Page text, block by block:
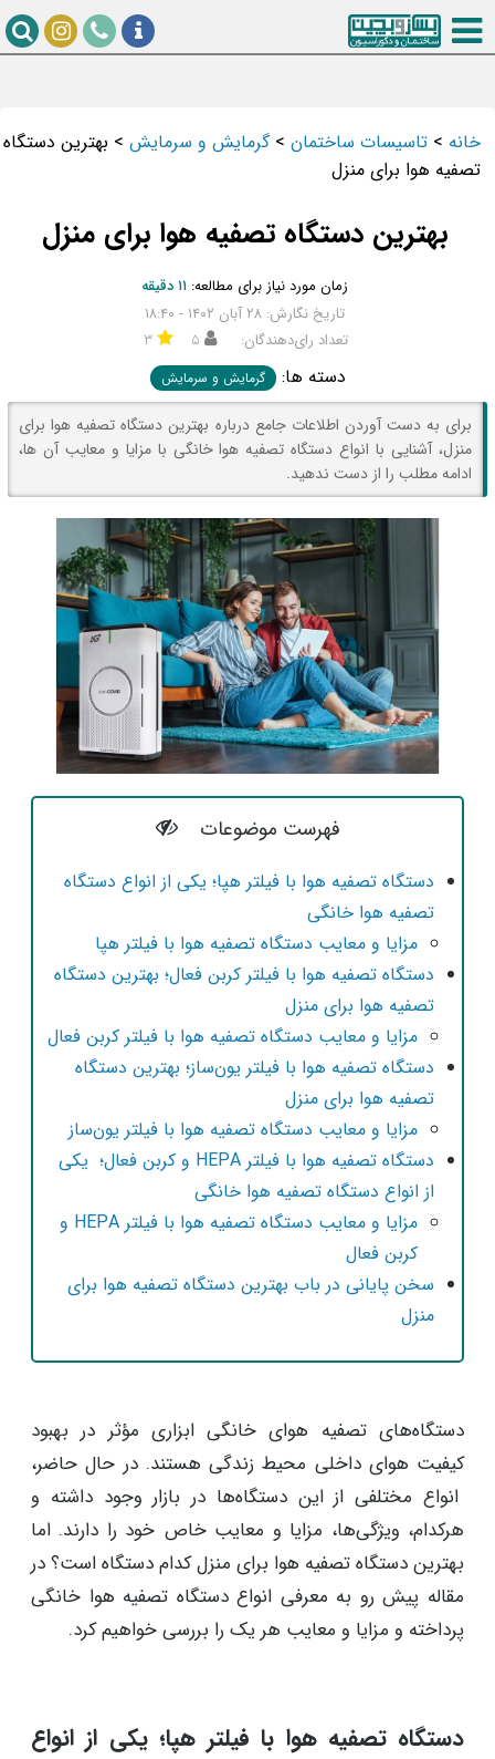
خانه>تاسیسات ساختمان>گرمایش و سرمایش>بهترین دستگاه
تصفیه هوا برای منزل
بهترین دستگاه تصفیه هوا برای منزل
زمان مورد نیاز برای مطالعه:۱۱ دقیقه
تاریخ نگارش: ۲۸ آبان ۱۴۰۲ - ۱۸:۴۰
تعداد رای‌دهندگان:
۵ ۳
دسته ها: گرمایش و سرمایش
برای به دست آوردن اطلاعات جامع درباره بهترین دستگاه تصفیه هوا برای
منزل، آشنایی با انواع دستگاه تصفیه هوا خانگی با مزایا و معایب آن ها،
ادامه مطلب را از دست ندهید.
فهرست موضوعات
دستگاه‌ تصفیه هوا با فیلتر هپا؛ یکی از انواع دستگاه
تصفیه هوا خانگی
مزایا و معایب دستگاه‌ تصفیه هوا با فیلتر هپا
دستگاه‌ تصفیه هوا با فیلتر کربن فعال؛ بهترین دستگاه
تصفیه هوا برای منزل
مزایا و معایب دستگاه‌ تصفیه هوا با فیلتر کربن فعال
دستگاه‌ تصفیه هوا با فیلتر یون‌ساز؛ بهترین دستگاه
تصفیه هوا برای منزل
مزایا و معایب دستگاه‌ تصفیه هوا با فیلتر یون‌ساز
دستگاه‌ تصفیه هوا با فیلتر HEPA و کربن فعال؛ یکی
از انواع دستگاه تصفیه هوا خانگی
مزایا و معایب دستگاه‌ تصفیه هوا با فیلتر HEPA و
کربن فعال
سخن پایانی در باب بهترین دستگاه تصفیه هوا برای
منزل
دستگاه‌های تصفیه هوای خانگی ابزاری مؤثر در بهبود
کیفیت هوای داخلی محیط زندگی هستند. در حال حاضر،
انواع مختلفی از این دستگاه‌ها در بازار وجود داشته و
هرکدام، ویژگی‌ها، مزایا و معایب خاص خود را دارند. اما
بهترین دستگاه تصفیه هوا برای منزل کدام دستگاه است؟ در
مقاله پیش رو به معرفی انواع دستگاه تصفیه هوا خانگی
پرداخته و مزایا و معایب هر یک را بررسی خواهیم کرد.
دستگاه‌ تصفیه هوا با فیلتر هپا؛ یکی از انواع